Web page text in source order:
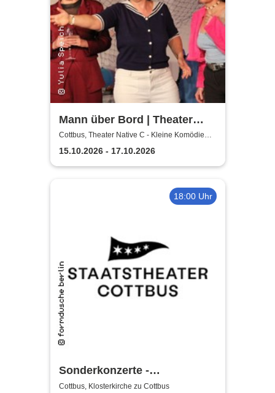
Mann über Bord | Theater
Native C - Kleine Komödie
Cottbus - Innenhof
Cottbus, Theater Native C - Kleine Komödie
Cottbus - Innenhof
15.10.2026 - 17.10.2026
18:00 Uhr
Sonderkonzerte -
Staatstheater Cottbus
Cottbus, Klosterkirche zu Cottbus